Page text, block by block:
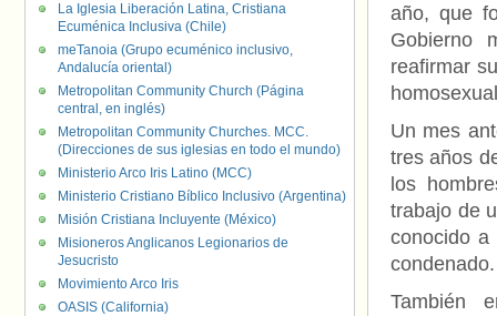
año, que
Gobierno
reafirmar
Un mes
tres años
los
trabajo de
conocido a
condenado.
También
La Iglesia Liberación Latina, Cristiana
Ecuménica Inclusiva (Chile)
meTanoia (Grupo ecuménico inclusivo,
Andalucía oriental)
Metropolitan Community Church (Página
central, en inglés)
Metropolitan Community Churches. MCC.
(Direcciones de sus iglesias en todo el mundo)
Ministerio Arco Iris Latino (MCC)
Ministerio Cristiano Bíblico Inclusivo (Argentina)
Misión Cristiana Incluyente (México)
Misioneros Anglicanos Legionarios de
Jesucristo
Movimiento Arco Iris
OASIS (California)